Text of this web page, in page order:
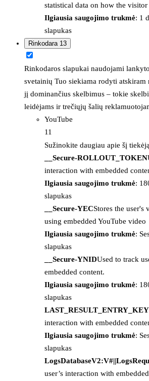
statistical data on how the visitor
Ilgiausia saugojimo trukmė: 1
slapukas
Rinkodara 13
Rinkodaros slapukai naudojami
svetainių Tuo siekiama rodyti
jį dominančius skelbimus – tokie
leidėjams ir trečiųjų šalių
YouTube
11
Sužinokite daugiau apie šį tiekėją
__Secure-ROLLOUT_TOKEN
interaction with embedded
Ilgiausia saugojimo trukmė:
slapukas
__Secure-YECStores the user's
using embedded YouTube video
Ilgiausia saugojimo trukmė:
slapukas
__Secure-YNIDUsed to track
embedded content.
Ilgiausia saugojimo trukmė:
slapukas
LAST_RESULT_ENTRY_KEY
interaction with embedded
Ilgiausia saugojimo trukmė:
slapukas
user’s interaction with